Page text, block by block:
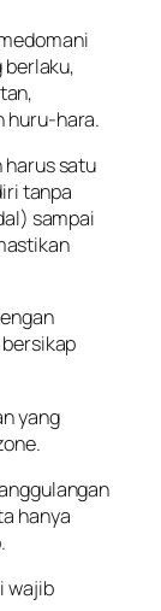
huru-hara.
harus satu
tanpa
sampai
yang
.
hanya
wajib